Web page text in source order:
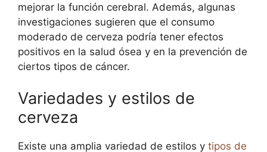
mejorar la función cerebral. Además, algunas
investigaciones sugieren que el consumo
moderado de cerveza podría tener efectos
positivos en la salud ósea y en la prevención de
ciertos tipos de cáncer.
Variedades y estilos de
cerveza
Existe una amplia variedad de estilos y tipos de